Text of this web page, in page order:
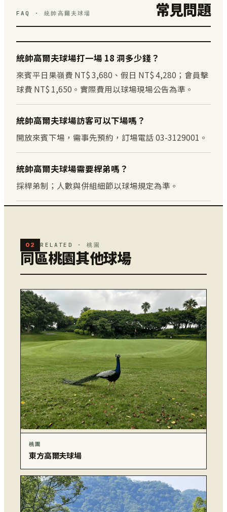
FAQ · 統帥高爾夫球場 常見問題
統帥高爾夫球場打一場 18 洞多少錢？
來賓平日果嶺費 NT$ 3,680、假日 NT$ 4,280；會員擊
球費 NT$ 1,650。實際費用以球場現場公告為準。
統帥高爾夫球場訪客可以下場嗎？
開放來賓下場，需事先預約，訂場電話 03-3129001。
統帥高爾夫球場需要桿弟嗎？
採桿弟制；人數與併組細節以球場規定為準。
02 RELATED · 桃園
同區桃園其他球場
桃園
東方高爾夫球場